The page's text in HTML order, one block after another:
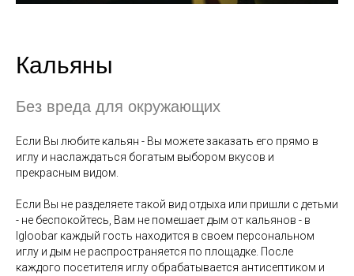
Кальяны
Без вреда для окружающих
Если Вы любите кальян - Вы можете заказать его прямо в
иглу и наслаждаться богатым выбором вкусов и
прекрасным видом.
Если Вы не разделяете такой вид отдыха или пришли с детьми
- не беспокойтесь, Вам не помешает дым от кальянов - в
Igloobar каждый гость находится в своем персональном
иглу и дым не распространяется по площадке. После
каждого посетителя иглу обрабатывается антисептиком и
Политика конфиденциальности
Разработал Ухорцев Д
Правила бронирования, оплаты и возврата
ИП Андриянова О.Г. ИНН
Карта сайта